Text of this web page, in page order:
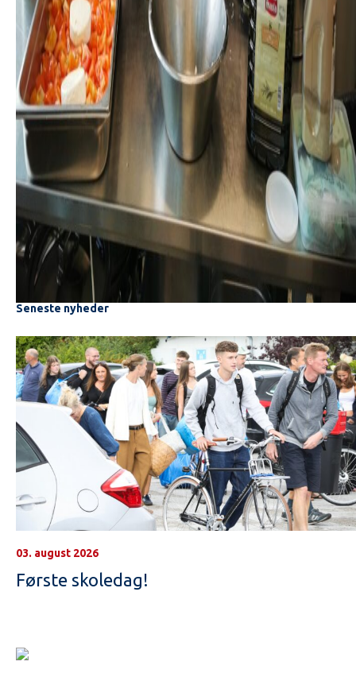
Seneste nyheder
03. august 2026
Første skoledag!